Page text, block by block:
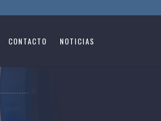
CONTACTO NOTICIAS